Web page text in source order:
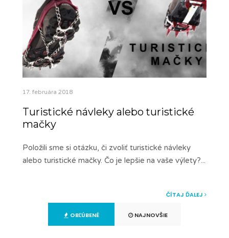
17. februára 2018
Turistické návleky alebo turistické
mačky
Položili sme si otázku, či zvoliť turistické návleky
alebo turistické mačky. Čo je lepšie na vaše výlety?...
ČÍTAJ ĎALEJ
OBĽÚBENÉ NAJNOVŠIE